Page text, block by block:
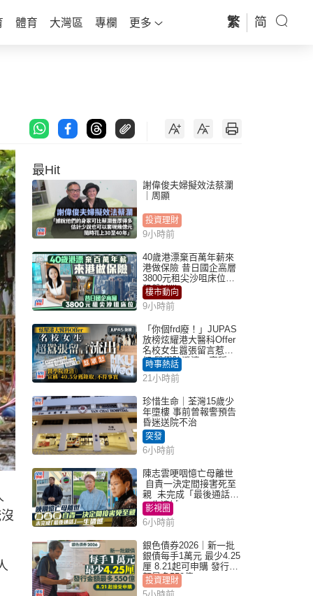
體育 大灣區 專欄 更多 繁 简
最Hit
謝偉俊夫婦擬效法蔡瀾
｜周顯
投資理財
9小時前
40歲港漂棄百萬年薪來
港做保險 昔日國企高層
3800元租尖沙咀床位｜
租盤Million
樓市動向
9小時前
「你個frd廢！」JUPAS
放榜炫耀港大醫科Offer
名校女生囂張留言惹眾
怒 醫學院澄清：宣稱
「40.5分獲錄取」不符事
實｜Juicy叮
時事熱話
21小時前
珍惜生命｜荃灣15歲少
年墮樓 事前曾報警預告
昏迷送院不治
突發
6小時前
陳志雲哽咽憶亡母離世
自責一決定間接害死至
親 未完成「最後通話」
一生遺憾
影視圈
6小時前
銀色債券2026｜新一批
銀債每手1萬元 最少4.25
厘 8.21起可申購 發行金
額最多550億
投資理財